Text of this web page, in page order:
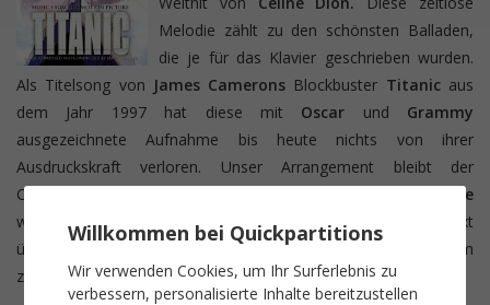
Melodie zählt zu den schönsten Balladen,
die je für das Klavier geschrieben wurden.
Als Titelsong von James Camerons Blockbuster Titanic aus
dem Jahr 1997 hat diese mit Oscar und Grammy
ausgezeichnete Aufnahme bis heute nichts von ihrer
Ausdruckskraft verloren. Unser Arrangement bleibt der
Originalversion des Albums treu. Die Melodie der
irischen Flöte
wurde durchgehend als Vorschlagsnoten in den Notentext
übertragen. Setzen Sie sich ansKlavier
und verleihen Sie diesem
zeitlosen Klassiker Ihre ganz persönliche Note.
Willkommen bei Quickpartitions
Wir verwenden Cookies, um Ihr Surferlebnis zu
verbessern, personalisierte Inhalte bereitzustellen